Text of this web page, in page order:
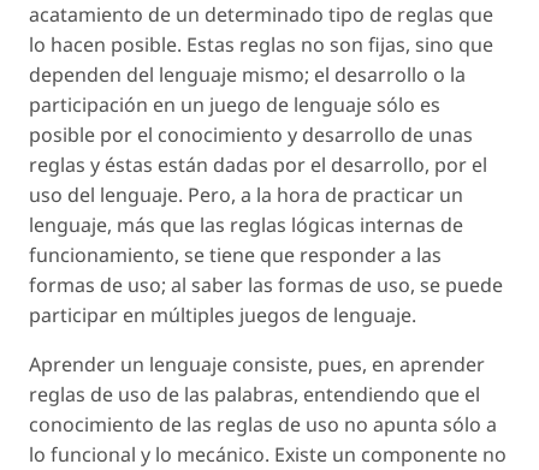
acatamiento de un determinado tipo de reglas que
lo hacen posible. Estas reglas no son fijas, sino que
dependen del lenguaje mismo; el desarrollo o la
participación en un juego de lenguaje sólo es
posible por el conocimiento y desarrollo de unas
reglas y éstas están dadas por el desarrollo, por el
uso del lenguaje. Pero, a la hora de practicar un
lenguaje, más que las reglas lógicas internas de
funcionamiento, se tiene que responder a las
formas de uso; al saber las formas de uso, se puede
participar en múltiples juegos de lenguaje.
Aprender un lenguaje consiste, pues, en aprender
reglas de uso de las palabras, entendiendo que el
conocimiento de las reglas de uso no apunta sólo a
lo funcional y lo mecánico. Existe un componente no